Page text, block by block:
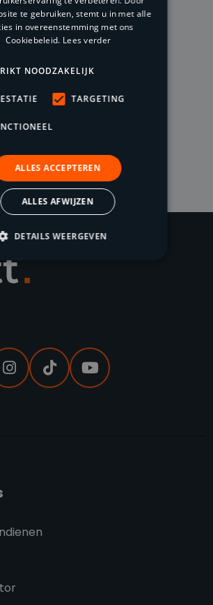
047 96 70
op
te gebruiken, stemt u in met alle
in overeenstemming met ons
Cookiebeleid. Lees verder
NOODZAKELIJK
TARGETING
ALLES ACCEPTEREN
ALLES AFWIJZEN
DETAILS WEERGEVEN